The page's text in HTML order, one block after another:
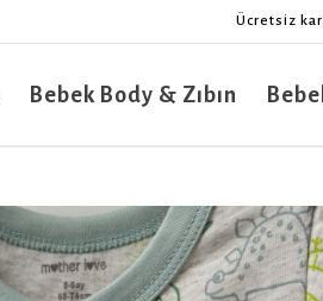
Ücretsiz
Bebek Body & Zıbın